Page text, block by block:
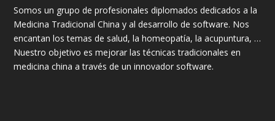
Somos un grupo de profesionales diplomados dedicados a la
Medicina Tradicional China y al desarrollo de software. Nos
encantan los temas de salud, la homeopatía, la acupuntura, …
Nuestro objetivo es mejorar las técnicas tradicionales en
medicina china a través de un innovador software.